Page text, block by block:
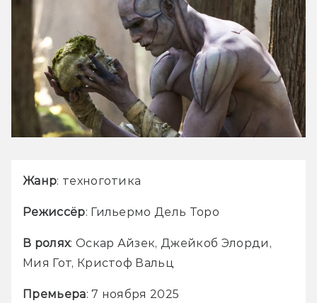
Жанр: техноготика
Режиссёр: Гильермо Дель Торо
В ролях: Оскар Айзек, Джейкоб Элорди,
Мия Гот, Кристоф Вальц
Премьера: 7 ноября 2025